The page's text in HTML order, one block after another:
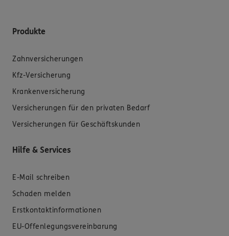
Produkte
Zahnversicherungen
Kfz-Versicherung
Krankenversicherung
Versicherungen für den privaten Bedarf
Versicherungen für Geschäftskunden
Hilfe & Services
E-Mail schreiben
Schaden melden
Erstkontaktinformationen
EU-Offenlegungsvereinbarung